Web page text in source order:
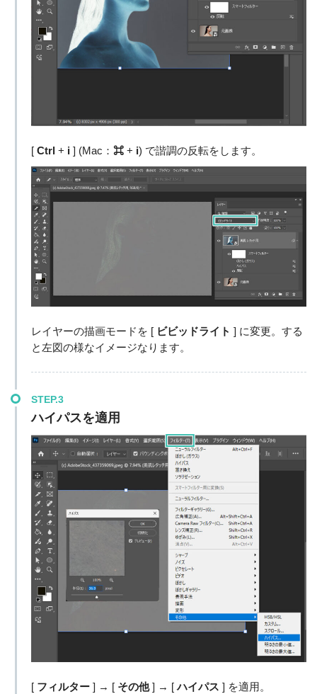
[ Ctrl + i] (Mac： ⌘+ i) で諧調の反転をします。
レイヤーの描画モードを [ ビビッドライト ] に変更。する
と左図の様なイメージなります。
STEP.3
ハイパスを適用
[ フィルター] → [ その他] → [ハイパス ] を適用。